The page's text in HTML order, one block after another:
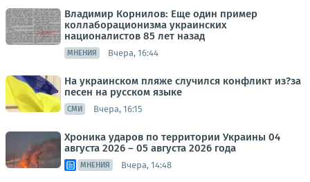
Владимир Корнилов: Еще один пример
коллаборационизма украинских
националистов 85 лет назад
МНЕНИЯ Вчера, 16:44
На украинском пляже случился конфликт из?за
песен на русском языке
СМИ Вчера, 16:15
Хроника ударов по территории Украины 04
августа 2026 – 05 августа 2026 года
МНЕНИЯ Вчера, 14:48